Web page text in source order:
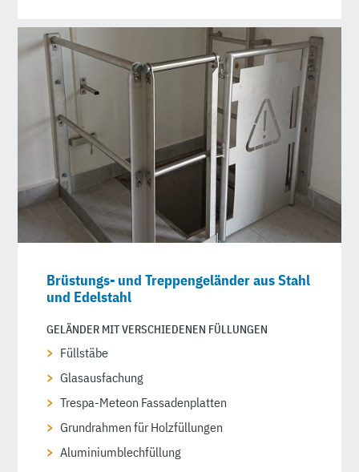
Brüstungs- und Treppen­geländer aus Stahl
und Edelstahl
GELÄNDER MIT VERSCHIEDENEN FÜLLUNGEN
Füllstäbe
Glasausfachung
Trespa-Meteon Fassadenplatten
Grundrahmen für Holzfüllungen
Aluminiumblechfüllung